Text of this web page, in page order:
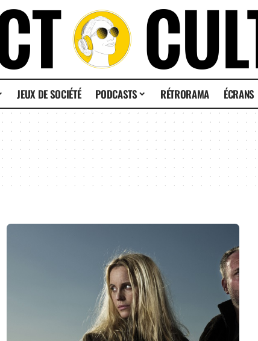
JEUX DE SOCIÉTÉ PODCASTS RÉTRORAMA ÉCRANS